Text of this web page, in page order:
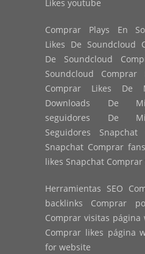
Likes youtube
Comprar Plays En
Likes De Soundcloud
De Soundcloud
Soundcloud Comprar
Comprar Likes De
Downloads De
seguidores De
Seguidores
Snapchat Comprar
likes Snapchat
Herramientas SEO
backlinks Comprar
Comprar visitas página
Comprar likes página
for website